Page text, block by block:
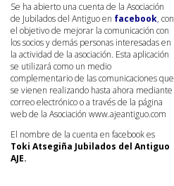
Se ha abierto una cuenta de la Asociación
de Jubilados del Antiguo en facebook, con
el objetivo de mejorar la comunicación con
los socios y demás personas interesadas en
la actividad de la asociación. Esta aplicación
se utilizará como un medio
complementario de las comunicaciones que
se vienen realizando hasta ahora mediante
correo electrónico o a través de la página
web de la Asociación www.ajeantiguo.com
El nombre de la cuenta en facebook es
Toki Atsegiña Jubilados del Antiguo
AJE.